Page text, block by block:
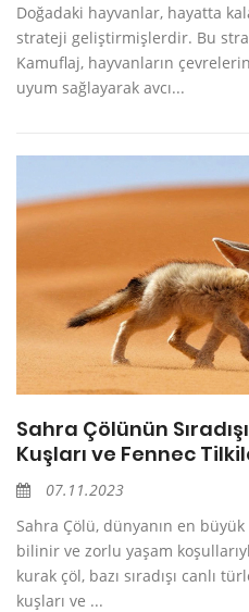
Doğadaki hayvanlar, hayatta
strateji geliştirmişlerdir. Bu
Kamuflaj, hayvanların
uyum sağlayarak avcı...
Sahra Çölünün
Kuşları ve Fennec
07.11.2023
Sahra Çölü, dünyanın en
bilinir ve zorlu yaşam
kurak çöl, bazı sıradışı canlı
kuşları ve ...